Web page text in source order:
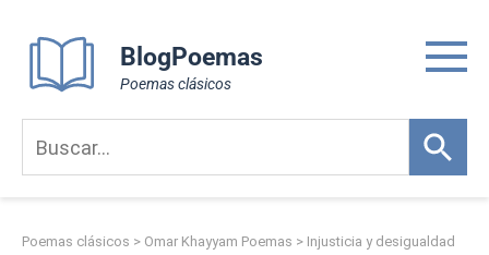
content
BlogPoemas
Poemas clásicos
Poemas clásicos > Omar Khayyam Poemas > Injusticia y desigualdad